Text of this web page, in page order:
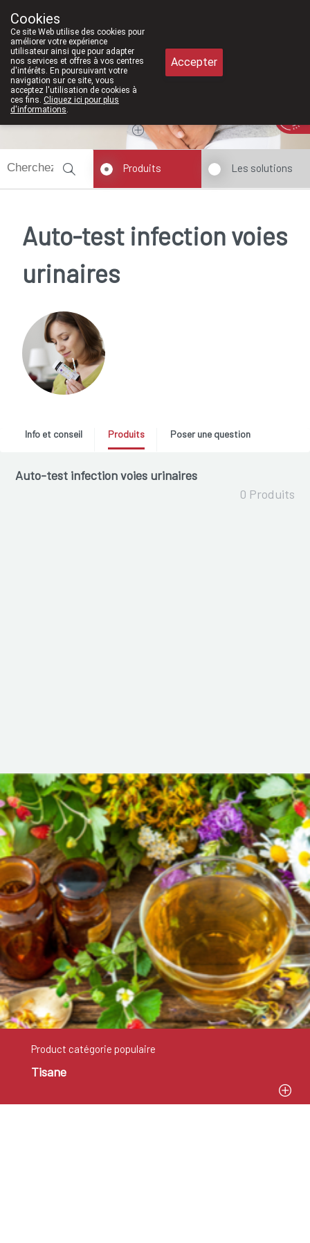
Aujourd'hui
Produits Les solutions
Product catégorie populaire
Tisane
Auto-test infection voies
urinaires
Info et conseil Produits Poser une question
Auto-test infection voies urinaires
0 Produits
Cookies
Ce site Web utilise des cookies pour
améliorer votre expérience
utilisateur ainsi que pour adapter
nos services et offres à vos centres
d'intérêts. En poursuivant votre
navigation sur ce site, vous
acceptez l'utilisation de cookies à
ces fins. Cliquez ici pour plus
d'informations.
Accepter